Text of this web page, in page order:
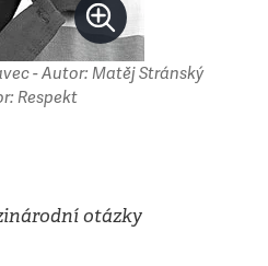
- Autor: Matěj Stránský
Respekt
otázky